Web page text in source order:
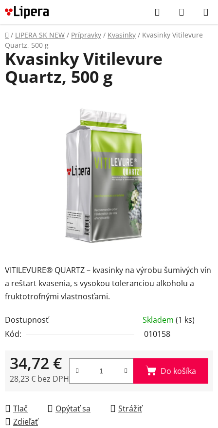
Prejsť
na
obsah
Hľadať
KOŠÍK
Domov
/ LIPERA SK NEW / Prípravky / Kvasinky / Kvasinky Vitilevure
Quartz, 500 g
VITILEVURE® QUARTZ – kvasinky na výrobu šumivých vín
a reštart kvasenia, s vysokou toleranciou alkoholu a
fruktotrofnými vlastnosťami.
Dostupnosť Skladem (1 ks)
Kód:
010158
34,72 €
28,23 € bez DPH
Do košíka
Tlač Opýtať sa
Strážiť
Zdieľať
Kvasinky Vitilevure
Quartz, 500 g